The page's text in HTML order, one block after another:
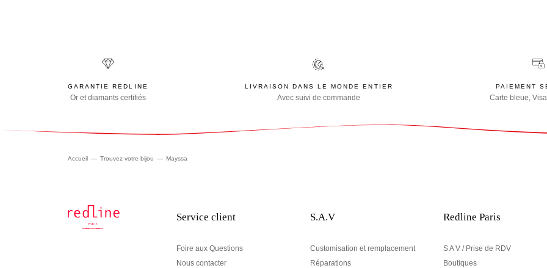
GARANTIE REDLINE
Or et diamants certifiés
LIVRAISON DANS LE MONDE ENTIER
Avec suivi de commande
PAIEMENT
Carte bleue,
Accueil Trouvez votre bijou Mayssa
Service client
Foire aux Questions
Nous contacter
S.A.V
Customisation et remplacement
Réparations
Redline Paris
S A V / Prise de RDV
Boutiques